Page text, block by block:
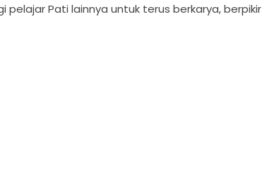
Pati lainnya untuk terus berkarya, berpikir